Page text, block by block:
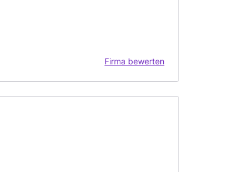
Firma bewerten